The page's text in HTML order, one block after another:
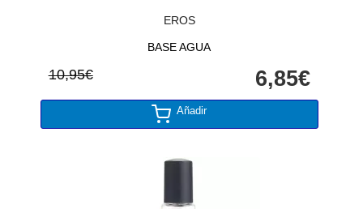
EROS
BASE AGUA
10,95€ 6,85€
Añadir